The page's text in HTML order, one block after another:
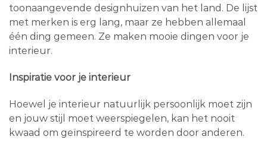
toonaangevende designhuizen van het land. De lijst
met merken is erg lang, maar ze hebben allemaal
één ding gemeen. Ze maken mooie dingen voor je
interieur.
Inspiratie voor je interieur
Hoewel je interieur natuurlijk persoonlijk moet zijn
en jouw stijl moet weerspiegelen, kan het nooit
kwaad om geïnspireerd te worden door anderen.